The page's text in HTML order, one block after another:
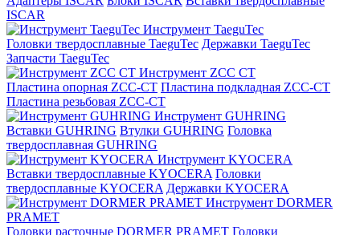
ISCAR
Инструмент TaeguTec
Головки твердосплавные TaeguTec Державки TaeguTec
Запчасти TaeguTec
Инструмент ZCС CT
Пластина опорная ZCC-CT Пластина подкладная ZCC-CT
Пластина резьбовая ZCC-CT
Инструмент GUHRING
Вставки GUHRING Втулки GUHRING Головка
твердосплавная GUHRING
Инструмент KYOCERA
Вставки твердосплавные KYOCERA Головки
твердосплавные KYOCERA Державки KYOCERA
Инструмент DORMER
PRAMET
Головки расточные DORMER PRAMET Головки